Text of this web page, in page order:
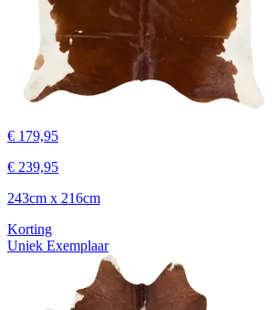
€ 179,95
€ 239,95
243cm x 216cm
Korting
Uniek Exemplaar